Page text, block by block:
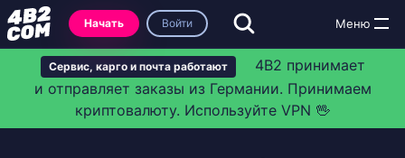
Сервис, карго и почта работают
4B2 принимает
и отправляет заказы из Германии. Принимаем
криптовалюту. Используйте VPN 🖖
Начать Войти